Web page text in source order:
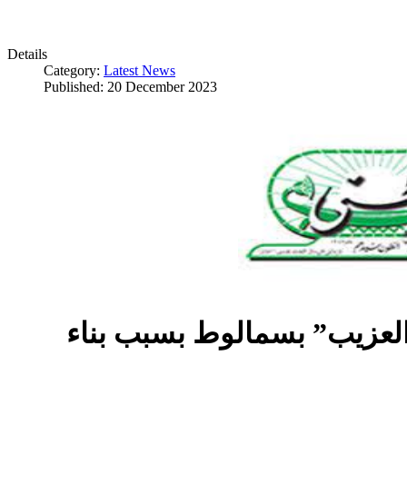
Details
Category: Latest News
Published: 20 December 2023
بسمالوط بسبب بناء